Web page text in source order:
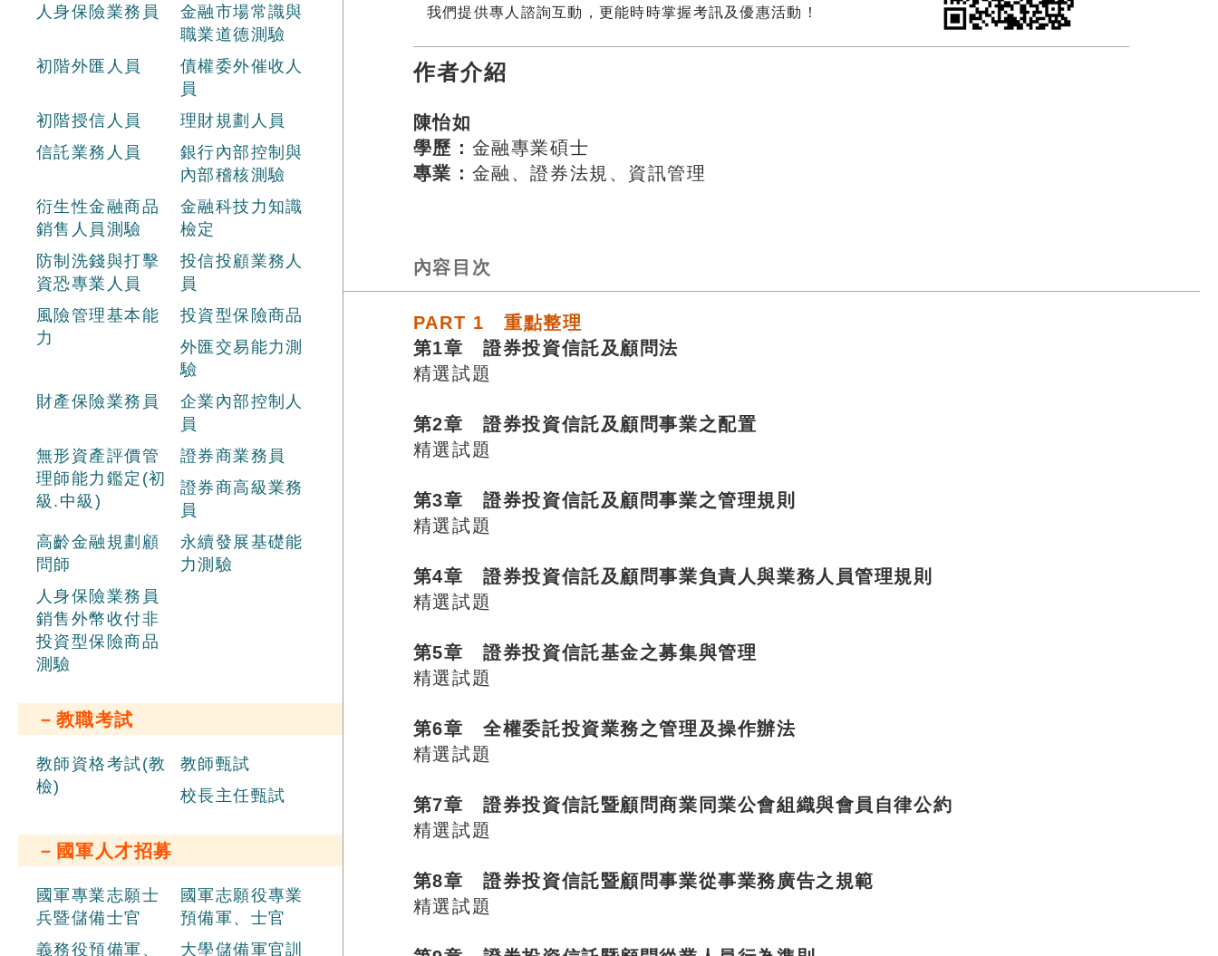
人身保險業務員
金融市場常識與
職業道德測驗
初階外匯人員
債權委外催收人
員
初階授信人員
理財規劃人員
信託業務人員
銀行內部控制與
內部稽核測驗
衍生性金融商品
銷售人員測驗
金融科技力知識
檢定
防制洗錢與打擊
資恐專業人員
投信投顧業務人
員
風險管理基本能
力
投資型保險商品
外匯交易能力測
驗
財產保險業務員
企業內部控制人
員
無形資產評價管
理師能力鑑定(初
級.中級)
證券商業務員
證券商高級業務
員
高齡金融規劃顧
問師
永續發展基礎能
力測驗
人身保險業務員
銷售外幣收付非
投資型保險商品
測驗
－教職考試
教師資格考試(教
檢)
教師甄試
校長主任甄試
－國軍人才招募
國軍專業志願士
兵暨儲備士官
國軍志願役專業
預備軍、士官
義務役預備軍、
大學儲備軍官訓
我們提供專人諮詢互動，更能時時掌握考訊及優惠活動！
作者介紹
陳怡如
學歷： 金融專業碩士
專業： 金融、證券法規、資訊管理
內容目次
PART 1 重點整理
第1章 證券投資信託及顧問法
精選試題
第2章 證券投資信託及顧問事業之配置
精選試題
第3章 證券投資信託及顧問事業之管理規則
精選試題
第4章 證券投資信託及顧問事業負責人與業務人員管理規則
精選試題
第5章 證券投資信託基金之募集與管理
精選試題
第6章 全權委託投資業務之管理及操作辦法
精選試題
第7章 證券投資信託暨顧問商業同業公會組織與會員自律公約
精選試題
第8章 證券投資信託暨顧問事業從事業務廣告之規範
精選試題